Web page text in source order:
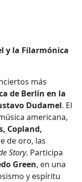
y la Filarmónica
más
de Berlín en la
Dudamel. El
americana,
Copland,
de oro, las
Story. Participa
Green, en una
y espíritu